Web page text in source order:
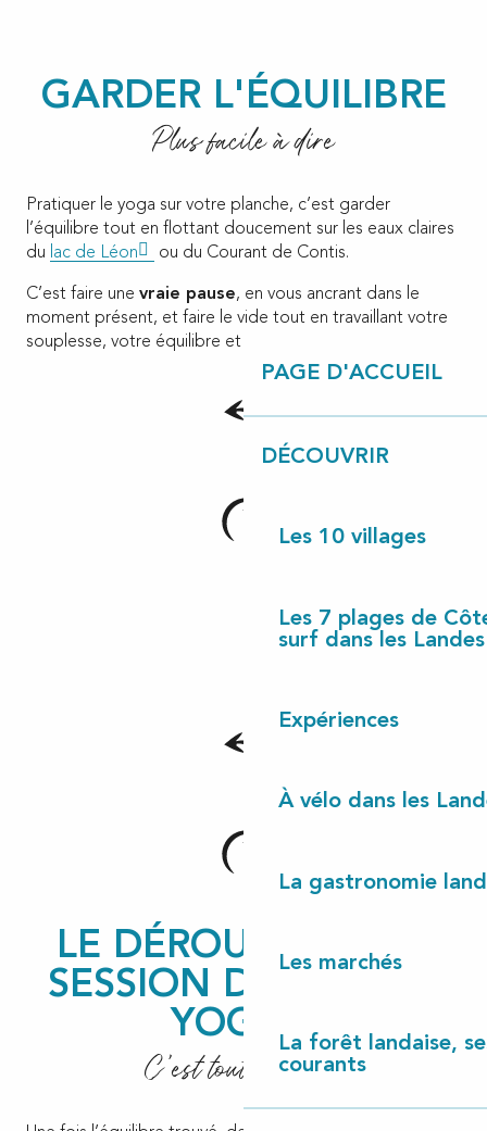
PAGE D'ACCUEIL
DÉCOUVRIR
Les 10 villages
Les 7 plages de
surf dans les Landes
Expériences
À vélo dans les
La gastronomie
Les marchés
La forêt landaise,
courants
GARDER L'ÉQUILIBRE
Plus facile à dire
Pratiquer le yoga sur votre planche, c’est garder
l’équilibre tout en flottant doucement sur les eaux claires
du lac de Léon ou du Courant de Contis.
C’est faire une vraie pause, en vous ancrant dans le
moment présent, et faire le vide tout en travaillant votre
souplesse, votre équilibre et votre concentration.
LE DÉROULÉ D’UNE
SESSION DE PADDLE
YOGA ?
C'est tout simple !